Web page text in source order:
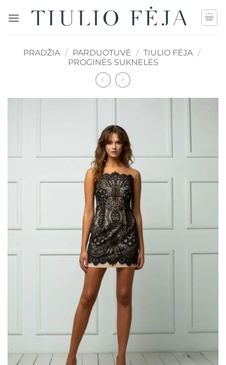
PRADŽIA / PARDUOTUVĖ / TIULIO FĖJA /
PROGINĖS SUKNELĖS